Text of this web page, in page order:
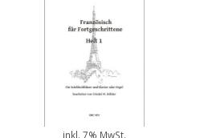
inkl. 7% MwSt.